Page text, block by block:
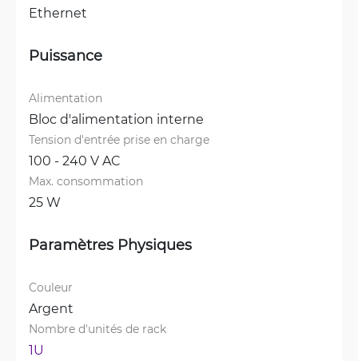
Ethernet
Puissance
Alimentation
Bloc d'alimentation interne
Tension d'entrée prise en charge
100 - 240 V AC
Max. consommation
25 W
Paramètres Physiques
Couleur
Argent
Nombre d'unités de rack
1U